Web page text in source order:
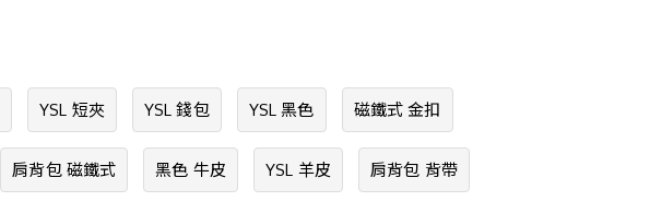
YSL 短夾 YSL 錢包 YSL 黑色 磁鐵式 金扣
肩背包 磁鐵式 黑色 牛皮 YSL 羊皮 肩背包 背帶